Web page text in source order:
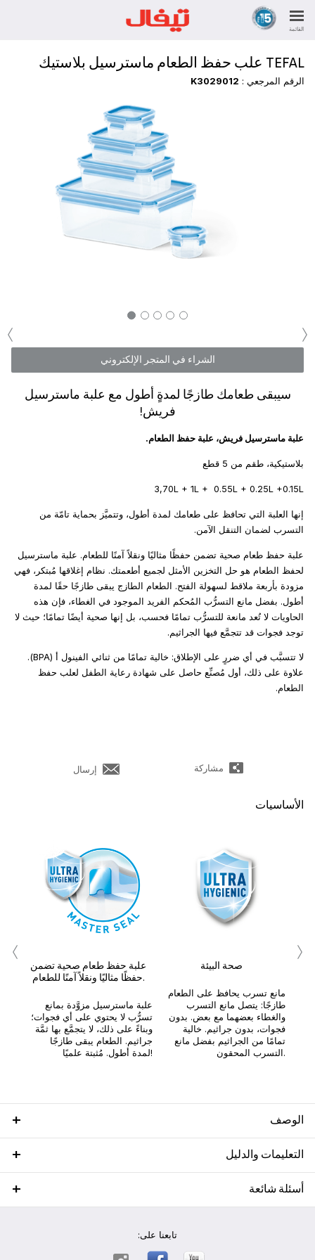
القائمة
TEFAL علب حفظ الطعام ماسترسيل بلاستيك
الرقم المرجعي : K3029012
‹ ›
الشراء في المتجر الإلكتروني
سيبقى طعامك طازجًا لمدةٍ أطول مع علبة ماسترسيل
فريش!
علبة ماسترسيل فريش، علبة حفظ الطعام.
بلاستيكية، طقم من 5 قطع
3,70L + 1L + 0.55L + 0.25L +0.15L
إنها العلبة التي تحافظ على طعامك لمدة أطول، وتتميَّز بحماية تامّة من
التسرب لضمان التنقل الآمن.
علبة حفظ طعام صحية تضمن حفظًا مثاليًا ونقلاً آمنًا للطعام. علبة ماسترسيل
لحفظ الطعام هو حل التخزين الأمثل لجميع أطعمتك. نظام إغلاقها مُبتكر، فهي
مزودة بأربعة ملاقط لسهولة الفتح. الطعام الطازج يبقى طازجًا حقًا لمدة
أطول. بفضل مانع التسرُّب المُحكم الفريد الموجود في الغطاء، فإن هذه
الحاويات لا تُعد مانعة للتسرُّب تمامًا فحسب، بل إنها صحية أيضًا تمامًا؛ حيث لا
توجد فجوات قد تتجمَّع فيها الجراثيم.
لا تتسبَّب في أي ضررٍ على الإطلاق: خالية تمامًا من ثنائي الفينول أ (BPA).
علاوة على ذلك، أول مُصنِّع حاصل على شهادة رعاية الطفل لعلب حفظ
الطعام.
مشاركة إرسال
الأساسيات
علبة حفظ طعام صحية تضمن
حفظًا مثاليًا ونقلاً آمنًا للطعام.
علبة ماسترسيل مزوَّدة بمانع
تسرُّب لا يحتوي على أي فجوات؛
وبناءً على ذلك، لا يتجمَّع بها ثمَّة
جراثيم. الطعام يبقى طازجًا
لمدة أطول. مُثبتة علميًا!
صحة البيئة
مانع تسرب يحافظ على الطعام
طازجًا: يتصل مانع التسرب
والغطاء بعضهما مع بعض. بدون
فجوات، بدون جراثيم. خالية
تمامًا من الجراثيم بفضل مانع
التسرب المحقون.
‹ ›
الوصف
التعليمات والدليل
أسئلة شائعة
تابعنا على: